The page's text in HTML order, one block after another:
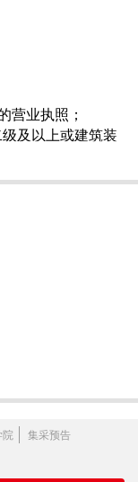
营业执照；
及以上或建筑装
集采预告